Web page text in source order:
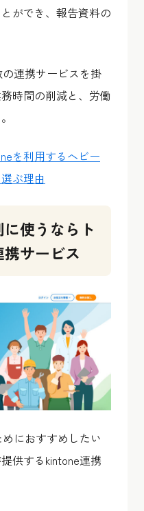
ができ、報告資料の
連携サービスを掛
時間の削減と、労働
を利用するへビー
ぶ理由
使うならト
サービス
におすすめしたい
供するkintone連携